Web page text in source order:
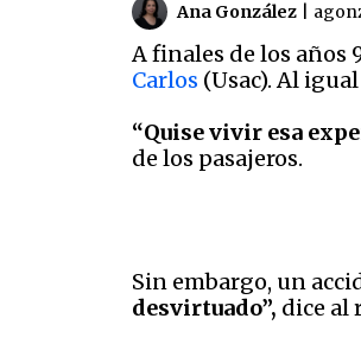
Ana González
A finales de los años
Carlos (Usac). Al
“Quise vivir esa
de los pasajeros.
Sin embargo, un
desvirtuado”, dice al